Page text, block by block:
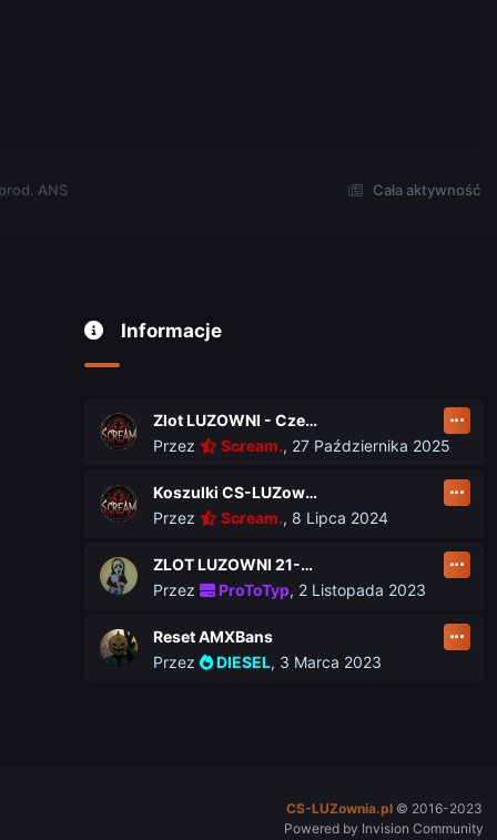
Cała aktywność
ANS
Informacje
Zlot LUZOWNI - Czerwiec 2026
Przez
Scream., 27 Października 2025
Koszulki CS-LUZownia.pl
Przez
Scream., 8 Lipca 2024
ZLOT LUZOWNI 21-23 czerwca
Przez
ProToTyp, 2 Listopada 2023
Reset AMXBans
Przez
DIESEL, 3 Marca 2023
CS-LUZownia.pl© 2016-2023
Powered by Invision Community